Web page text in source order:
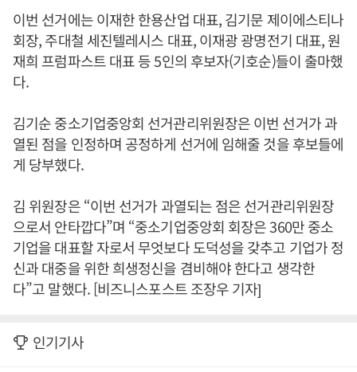
이번 선거에는 이재한 한용산업 대표, 김기문 제이에스티나
회장, 주대철 세진텔레시스 대표, 이재광 광명전기 대표, 원
재희 프럼파스트 대표 등 5인의 후보자(기호순)들이 출마했
다.
김기순 중소기업중앙회 선거관리위원장은 이번 선거가 과
열된 점을 인정하며 공정하게 선거에 임해줄 것을 후보들에
게 당부했다.
김 위원장은 “이번 선거가 과열되는 점은 선거관리위원장
으로서 안타깝다”며 “중소기업중앙회 회장은 360만 중소
기업을 대표할 자로서 무엇보다 도덕성을 갖추고 기업가 정
신과 대중을 위한 희생정신을 겸비해야 한다고 생각한
다”고 말했다. [비즈니스포스트 조장우 기자]
인기기사